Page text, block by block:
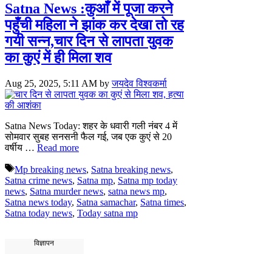
Satna News :कुआँ में पूजा करने
पहुँची महिला ने झांक कर देखा तो रह
गयी सन्न,चार दिन से लापता युवक
का कुएं में ही मिला शव
Aug 25, 2025, 5:11 AM byजयदेव विश्वकर्मा
Satna News Today: शहर के धवारी गली नंबर 4 में
सोमवार सुबह सनसनी फैल गई, जब एक कुएं से 20
वर्षीय … Read more
Tags
Mp breaking news, Satna breaking news,
Satna crime news, Satna mp, Satna mp today
news, Satna murder news, satna news mp,
Satna news today, Satna samachar, Satna times,
Satna today news, Today satna mp
विज्ञापन